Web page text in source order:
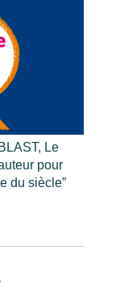
Le
pour
du siècle”